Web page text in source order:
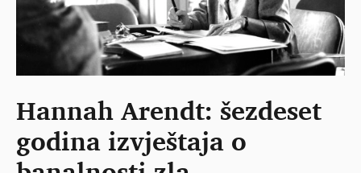
Hannah Arendt: šezdeset
godina izvještaja o